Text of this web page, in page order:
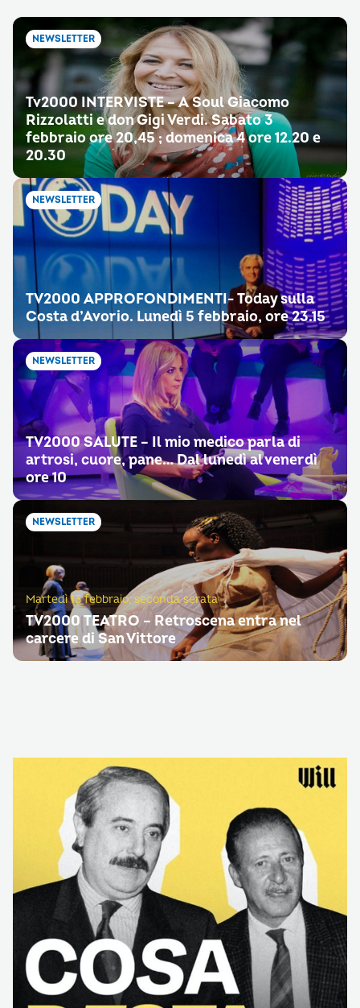
NEWSLETTER
Tv2000 INTERVISTE – A Soul Giacomo
Rizzolatti e don Gigi Verdi. Sabato 3
febbraio ore 20,45 ; domenica 4 ore 12.20 e
20.30
NEWSLETTER
TV2000 APPROFONDIMENTI- Today sulla
Costa d’Avorio. Lunedì 5 febbraio, ore 23.15
NEWSLETTER
TV2000 SALUTE – Il mio medico parla di
artrosi, cuore, pane… Dal lunedì al venerdì
ore 10
NEWSLETTER
Martedì 13 febbraio, seconda serata
TV2000 TEATRO – Retroscena entra nel
carcere di San Vittore